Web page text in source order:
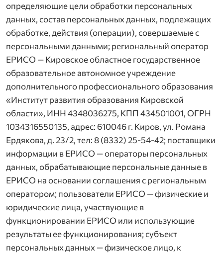
определяющие цели обработки персональных
данных, состав персональных данных, подлежащих
обработке, действия (операции), совершаемые с
персональными данными; региональный оператор
ЕРИСО — Кировское областное государственное
образовательное автономное учреждение
дополнительного профессионального образования
«Институт развития образования Кировской
области», ИНН 4348036275, КПП 434501001, ОГРН
1034316550135, адрес: 610046 г. Киров, ул. Романа
Ердякова, д. 23/2, тел: 8 (8332) 25-54-42; поставщики
информации в ЕРИСО — операторы персональных
данных, обрабатывающие персональные данные в
ЕРИСО на основании соглашения с региональным
оператором; пользователи ЕРИСО — физические и
юридические лица, участвующие в
функционировании ЕРИСО или использующие
результаты ее функционирования; субъект
персональных данных — физическое лицо, к